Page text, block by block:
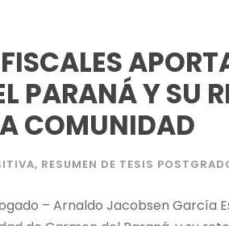
PARANÁ Y SU
COMUNIDAD
, RESUMEN DE TESIS
– Arnaldo Jacobsen García